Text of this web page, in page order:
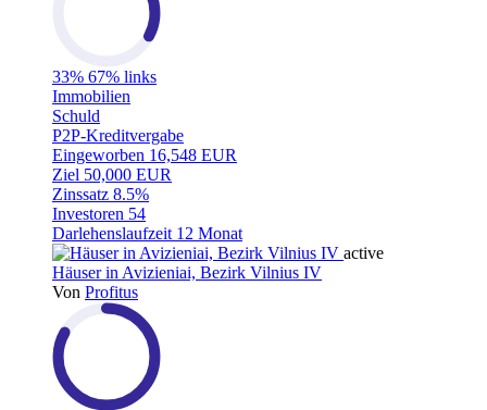
33% 67% links
Immobilien
Schuld
P2P-Kreditvergabe
Eingeworben 16,548 EUR
Ziel 50,000 EUR
Zinssatz 8.5%
Investoren 54
Darlehenslaufzeit 12 Monat
active
Häuser in Avizieniai, Bezirk Vilnius IV
Von Profitus